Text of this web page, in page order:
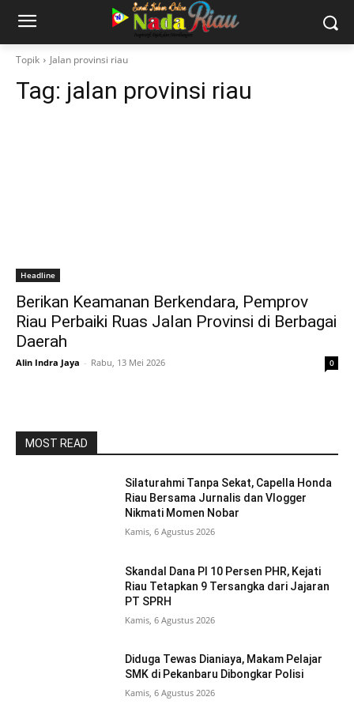
Topik Jalan provinsi riau
Tag: jalan provinsi riau
Headline
Berikan Keamanan Berkendara, Pemprov
Riau Perbaiki Ruas Jalan Provinsi di Berbagai
Daerah
Alin Indra Jaya - Rabu, 13 Mei 2026 0
MOST READ
Silaturahmi Tanpa Sekat, Capella Honda
Riau Bersama Jurnalis dan Vlogger
Nikmati Momen Nobar
Kamis, 6 Agustus 2026
Skandal Dana PI 10 Persen PHR, Kejati
Riau Tetapkan 9 Tersangka dari Jajaran
PT SPRH
Kamis, 6 Agustus 2026
Diduga Tewas Dianiaya, Makam Pelajar
SMK di Pekanbaru Dibongkar Polisi
Kamis, 6 Agustus 2026